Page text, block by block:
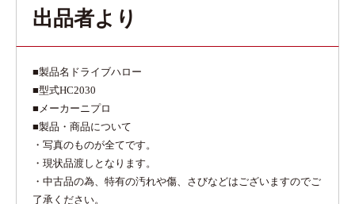
出品者より
■製品名ドライブハロー
■型式HC2030
■メーカーニプロ
■製品・商品について
・写真のものが全てです。
・現状品渡しとなります。
・中古品の為、特有の汚れや傷、さびなどはございますのでご
了承ください。